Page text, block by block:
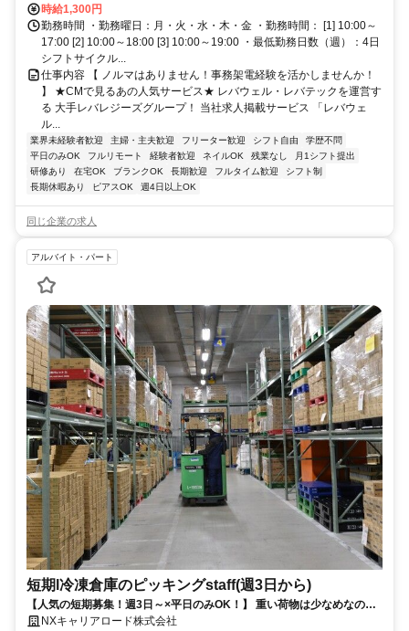
時給1,300円
勤務時間 ・勤務曜日：月・火・水・木・金 ・勤務時間： [1] 10:00～
17:00 [2] 10:00～18:00 [3] 10:00～19:00 ・最低勤務日数（週）：4日
シフトサイクル...
仕事内容 【 ノルマはありません！事務架電経験を活かしませんか！
】 ★CMで見るあの人気サービス★ レバウェル・レバテックを運営す
る 大手レバレジーズグループ！ 当社求人掲載サービス 「レバウェ
ル...
業界未経験者歓迎 主婦・主夫歓迎 フリーター歓迎 シフト自由
学歴不問
平日のみOK
フルリモート 経験者歓迎 ネイルOK 残業なし
月1シフト提出
研修あり
在宅OK ブランクOK 長期歓迎 フルタイム歓迎
シフト制
長期休暇あり
ピアスOK 週4日以上OK
同じ企業の求人
アルバイト・パート
短期l冷凍倉庫のピッキングstaff(週3日から)
【人気の短期募集！週3日～×平日のみOK！】 重い荷物は少なめなので
安心です◯幅広い男女スタッフが多数活躍中！
NXキャリアロード株式会社